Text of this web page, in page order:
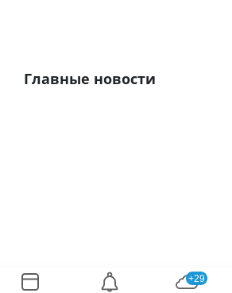
Главные новости
+29